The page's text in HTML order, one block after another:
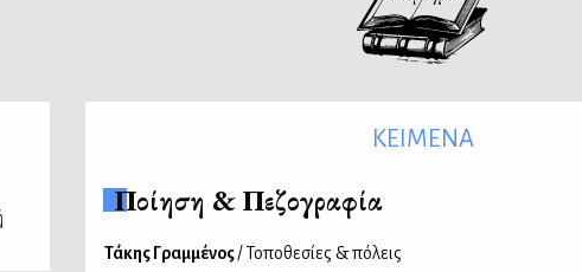
ΚΕΙΜΕΝΑ
Ποίηση & Πεζογραφία
Τάκης Γραμμένος/ Τοποθεσίες & πόλεις